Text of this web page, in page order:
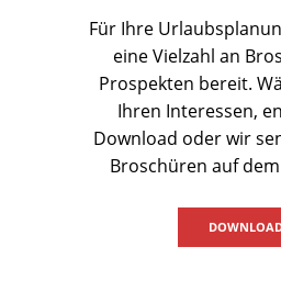
Für Ihre
eine Vielzahl an
Prospekten bereit.
Ihren Interessen,
Download oder wir
Broschüren auf